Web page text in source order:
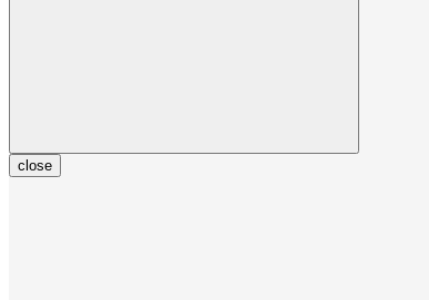
close